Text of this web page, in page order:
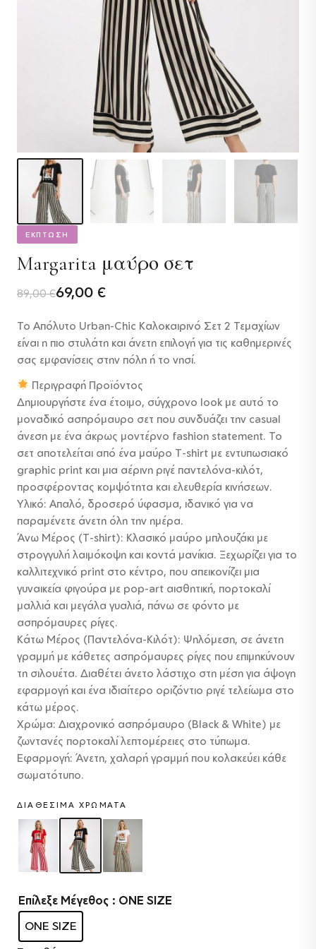
ΕΚΠΤΩΣΗ
Margarita μαύρο σετ
89,00€
Original
was:
89,00 €.
69,00 €
Η
τιμή
είναι:
69,00 €.
Το Απόλυτο Urban-Chic Καλοκαιρινό Σετ 2 Τεμαχίων
είναι η πιο στυλάτη και άνετη επιλογή για τις καθημερινές
σας εμφανίσεις στην πόλη ή το νησί.
Περιγραφή Προϊόντος
Δημιουργήστε ένα έτοιμο, σύγχρονο look με αυτό το
μοναδικό ασπρόμαυρο σετ που συνδυάζει την casual
άνεση με ένα άκρως μοντέρνο fashion statement. Το
σετ αποτελείται από ένα μαύρο T-shirt με εντυπωσιακό
graphic print και μια αέρινη ριγέ παντελόνα-κιλότ,
προσφέροντας κομψότητα και ελευθερία κινήσεων.
Υλικό: Απαλό, δροσερό ύφασμα, ιδανικό για να
παραμένετε άνετη όλη την ημέρα.
Άνω Μέρος (T-shirt): Κλασικό μαύρο μπλουζάκι με
στρογγυλή λαιμόκοψη και κοντά μανίκια. Ξεχωρίζει για το
καλλιτεχνικό print στο κέντρο, που απεικονίζει μια
γυναικεία φιγούρα με pop-art αισθητική, πορτοκαλί
μαλλιά και μεγάλα γυαλιά, πάνω σε φόντο με
ασπρόμαυρες ρίγες.
Κάτω Μέρος (Παντελόνα-Κιλότ): Ψηλόμεση, σε άνετη
γραμμή με κάθετες ασπρόμαυρες ρίγες που επιμηκύνουν
τη σιλουέτα. Διαθέτει άνετο λάστιχο στη μέση για άψογη
εφαρμογή και ένα ιδιαίτερο οριζόντιο ριγέ τελείωμα στο
κάτω μέρος.
Χρώμα: Διαχρονικό ασπρόμαυρο (Black & White) με
ζωντανές πορτοκαλί λεπτομέρειες στο τύπωμα.
Εφαρμογή: Άνετη, χαλαρή γραμμή που κολακεύει κάθε
σωματότυπο.
ΔΙΑΘΈΣΙΜΑ ΧΡΏΜΑΤΑ
Επίλεξε Μέγεθος : ONE SIZE
ONE SIZE